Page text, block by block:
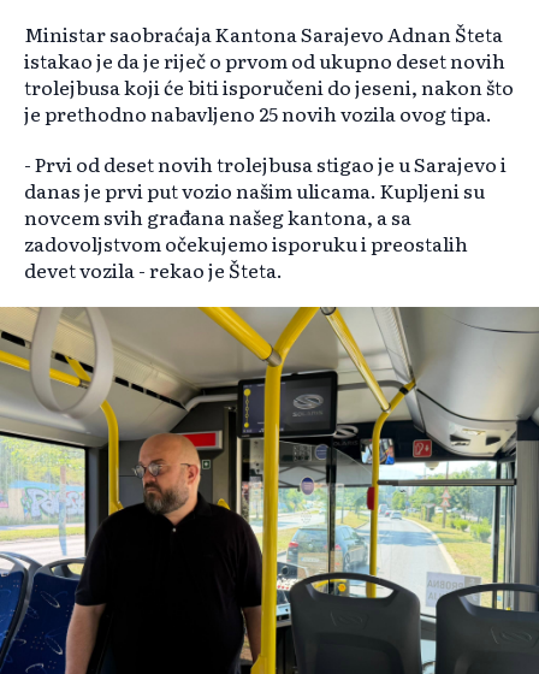
Ministar saobraćaja Kantona Sarajevo Adnan Šteta
istakao je da je riječ o prvom od ukupno deset novih
trolejbusa koji će biti isporučeni do jeseni, nakon što
je prethodno nabavljeno 25 novih vozila ovog tipa.
- Prvi od deset novih trolejbusa stigao je u Sarajevo i
danas je prvi put vozio našim ulicama. Kupljeni su
novcem svih građana našeg kantona, a sa
zadovoljstvom očekujemo isporuku i preostalih
devet vozila - rekao je Šteta.